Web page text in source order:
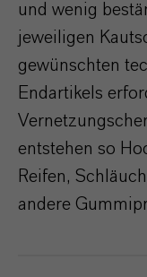
und wenig
jeweiligen
gewünschten
Endartikels
entstehen so
Reifen,
andere